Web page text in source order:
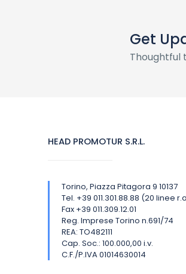
Get
Thoughtful
HEAD PROMOTUR S.R.L.
Torino, Piazza Pitagora 9 10137
Tel. +39 011.301.88.88 (20 linee
Fax +39 011.309.12.01
Reg. Imprese Torino n.691/74
REA: TO482111
Cap. Soc.: 100.000,00 i.v.
C.F./P.IVA 01014630014